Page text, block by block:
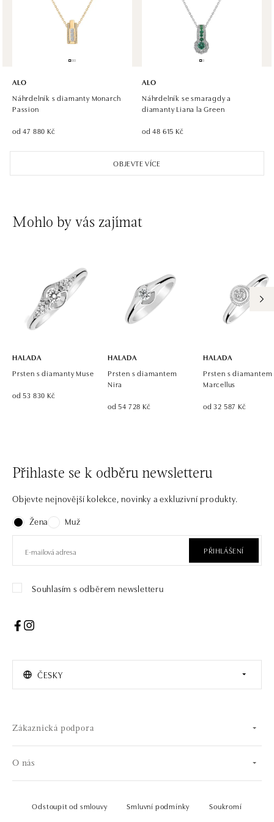
dnes otevřeno od 09:00
OBJEVTE VÍCE
ALO
Náhrdelník s diamanty Monarch
Passion
od 47 880 Kč
ALO
Náhrdelník se smaragdy a
diamanty Liana la Green
od 48 615 Kč
Mohlo by vás zajímat
HALADA
Prsten s diamanty Muse
od 53 830 Kč
HALADA
Prsten s diamantem
Nira
od 54 728 Kč
HALADA
Prsten s diamantem
Marcellus
od 32 587 Kč
Přihlaste se k odběru newsletteru
Objevte nejnovější kolekce, novinky a exkluzivní produkty.
Žena
Muž
PŘIHLÁŠENÍ
Souhlasím s odběrem newsletteru
ČESKY
Zákaznická podpora
O nás
Odstoupit od smlouvy Smluvní podmínky Soukromí